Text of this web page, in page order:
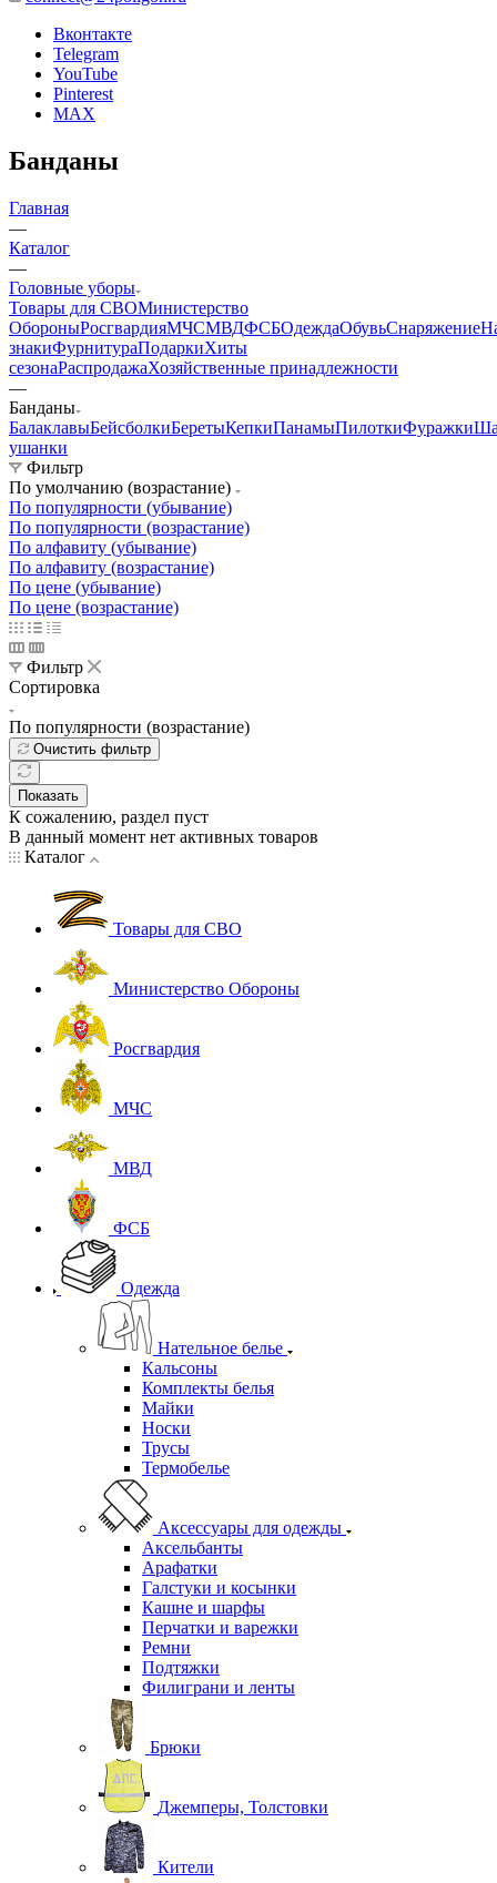
Контактная информация
г. Железногорск, ул.Октябрьская 4
connect@24poligon.ru
Telegram
YouTube
MAX
Банданы
Главная
—
Каталог
—
Головные уборы
Товары для СВО
ОбороныРосгвардияМЧСМВДФСБОдеждаОбувьСнаряжение
знакиФурнитура
сезонаРаспродажа
—
Банданы
БалаклавыБейсболкиБеретыКепки
ушанки
Фильтр
По умолчанию (возрастание)
По популярности (убывание)
По популярности (возрастание)
По алфавиту (убывание)
По алфавиту (возрастание)
По цене (убывание)
По цене (возрастание)
Фильтр
Сортировка
По популярности (возрастание)
Очистить фильтр
Показать
К сожалению, раздел пуст
В данный момент нет активных товаров
Каталог
МВД
ФСБ
Одежда
Нательное белье
Кальсоны
Комплекты белья
Майки
Носки
Трусы
Термобелье
Аксессуары для одежды
Аксельбанты
Арафатки
Галстуки и косынки
Ремни
Филиграни и ленты